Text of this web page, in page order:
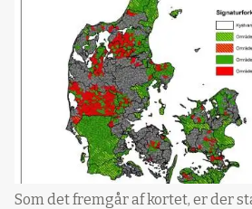
Som det fremgår af kortet, er der